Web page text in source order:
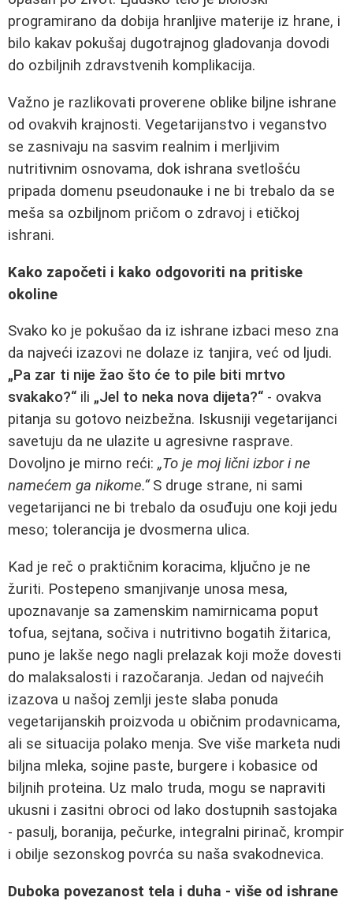
programirano da dobija hranljive materije iz hrane, i
bilo kakav pokušaj dugotrajnog gladovanja dovodi
do ozbiljnih zdravstvenih komplikacija.
Važno je razlikovati proverene oblike biljne ishrane
od ovakvih krajnosti. Vegetarijanstvo i veganstvo
se zasnivaju na sasvim realnim i merljivim
nutritivnim osnovama, dok ishrana svetlošću
pripada domenu pseudonauke i ne bi trebalo da se
meša sa ozbiljnom pričom o zdravoj i etičkoj
ishrani.
Kako započeti i kako odgovoriti na pritiske
okoline
Svako ko je pokušao da iz ishrane izbaci meso zna
da najveći izazovi ne dolaze iz tanjira, već od ljudi.
„Pa zar ti nije žao što će to pile biti mrtvo
svakako?“ ili „Jel to neka nova dijeta?“ - ovakva
pitanja su gotovo neizbežna. Iskusniji vegetarijanci
savetuju da ne ulazite u agresivne rasprave.
Dovoljno je mirno reći: „To je moj lični izbor i ne
namećem ga nikome.“S druge strane, ni sami
vegetarijanci ne bi trebalo da osuđuju one koji jedu
meso; tolerancija je dvosmerna ulica.
Kad je reč o praktičnim koracima, ključno je ne
žuriti. Postepeno smanjivanje unosa mesa,
upoznavanje sa zamenskim namirnicama poput
tofua, sejtana, sočiva i nutritivno bogatih žitarica,
puno je lakše nego nagli prelazak koji može dovesti
do malaksalosti i razočaranja. Jedan od najvećih
izazova u našoj zemlji jeste slaba ponuda
vegetarijanskih proizvoda u običnim prodavnicama,
ali se situacija polako menja. Sve više marketa nudi
biljna mleka, sojine paste, burgere i kobasice od
biljnih proteina. Uz malo truda, mogu se napraviti
ukusni i zasitni obroci od lako dostupnih sastojaka
- pasulj, boranija, pečurke, integralni pirinač, krompir
i obilje sezonskog povrća su naša svakodnevica.
Duboka povezanost tela i duha - više od ishrane